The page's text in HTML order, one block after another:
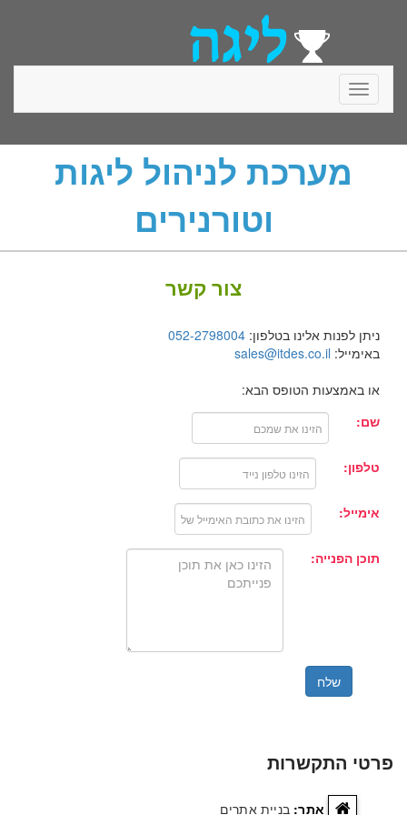
Toggle
מערכת לניהול ליגות
וטורנירים
צור קשר
ניתן לפנות אלינו בטלפון: 052-2798004
באימייל: sales@itdes.co.il
או באמצעות הטופס הבא:
שם:
טלפון:
אימייל:
תוכן הפנייה:
שלח
פרטי התקשרות
אתר: בניית אתרים